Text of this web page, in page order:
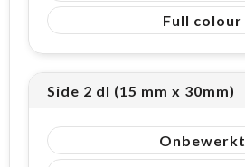
Full colour
Side 2 dl (15 mm x 30mm)
Onbewerkt